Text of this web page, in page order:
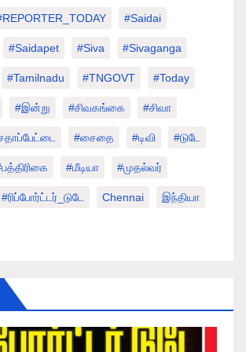
#saidai
#saidapet #Siva #Sivaganga
#tamilnadu #TNGOVT #today
#இன்று #சிவகங்கை #சிவா
#சைதை #டிவி #டுடே
#மீடியா #முதல்வர்
#ரிப்போர்ட்டர்_டுடே Chennai இந்தியா